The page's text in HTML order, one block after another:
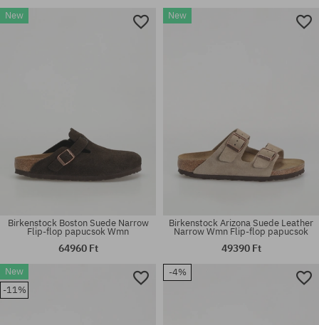
Elérhető méretek:
Elérhető méretek:
Elérhető méretek:
37; 38; 39; 40; 41; 42; 43; 44;
45; 46
Elérhető méretek:
New
Birkenstock Boston Suede Narrow
Flip-flop papucsok Wmn
64960 Ft
New
Birkenstock Arizona Suede Leather
Narrow Wmn Flip-flop papucsok
49390 Ft
New
-11%
-4%